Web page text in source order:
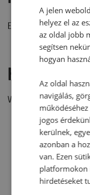
Ehhez a recepthez még
Vélemény írásához,
A jelen
helyez el az
az oldal jobb
segítsen
hogyan
Az oldal
navigálás,
jogos
kerülnek,
azonban a
van. Ezen
platformokon
hirdetéseket